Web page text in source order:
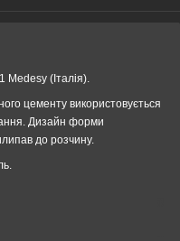
Medesy (Італія).
цементу використовується
Дизайн форми
до розчину.